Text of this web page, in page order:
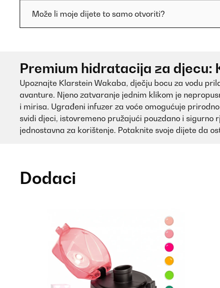
Može li moje dijete to samo otvoriti?
Premium hidratacija za djecu:
Upoznajte Klarstein Wakaba, dječju bocu za vodu
avanture. Njeno zatvaranje jednim klikom je
i mirisa. Ugrađeni infuzer za voće omogućuje
svidi djeci, istovremeno pružajući pouzdano i
jednostavna za korištenje. Potaknite svoje dijete da
Dodaci